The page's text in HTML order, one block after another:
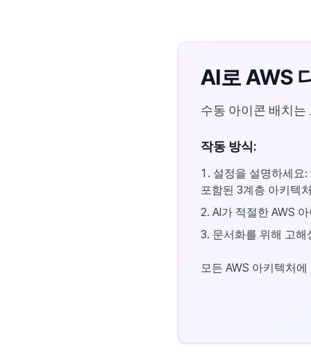
AI로 AWS
수동 아이콘 배치는
작동 방식:
설정을 설명하세요
포함된 3계층 아키텍
AI가 적절한 AWS
문서화를 위해 고
모든 AWS 아키텍처